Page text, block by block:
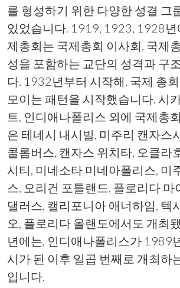
를 형성하기 위한 다양한 성결 그
있었습니다. 1919, 1923, 1928년
제총회는 국제총회 이사회, 국제
성을 포함하는 교단의 성격과 구
다. 1932년부터 시작해, 국제 총
모이는 패턴을 시작했습니다. 시
트, 인디애나폴리스 외에 국제총
은 테네시 내시빌, 미주리 캔자스
콜롬버스, 캔자스 위치타, 오클라
시티, 미네소타 미네아폴리스, 미
스, 오리건 포틀랜드, 플로리다 마
댈러스, 캘리포니아 애너하임, 텍
오, 플로리다 올랜도에서도 개최
년에는, 인디애나폴리스가 1989
시가 된 이후 일곱 번째로 개최하
입니다.